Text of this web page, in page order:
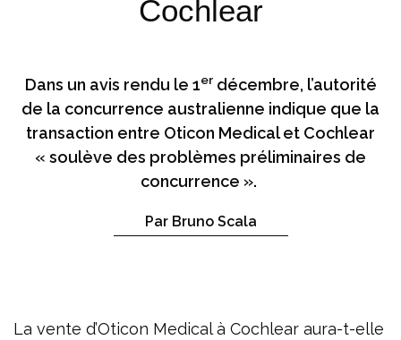
Cochlear
Dans un avis rendu le 1erdécembre, l’autorité
de la concurrence australienne indique que la
transaction entre Oticon Medical et Cochlear
« soulève des problèmes préliminaires de
concurrence ».
Par Bruno Scala
La vente d’Oticon Medical à Cochlear aura-t-elle